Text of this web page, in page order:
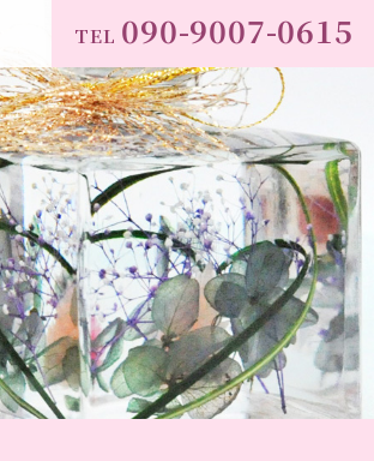
TEL 090-9007-0615